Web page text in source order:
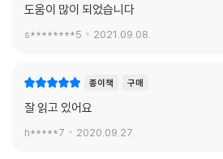
도움이 많이 되었습니다
s********5 2021.09.08.
종이책 구매
잘 읽고 있어요
h*****7 2020.09.27.